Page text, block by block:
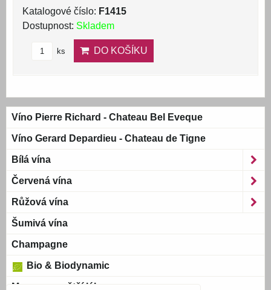
Katalogové číslo: F1415
Dostupnost: Skladem
ks DO KOŠÍKU
Víno Pierre Richard - Chateau Bel Eveque
Víno Gerard Depardieu - Chateau de Tigne
Bílá vína
Červená vína
Růžová vína
Šumivá vína
Champagne
Bio & Biodynamic
Magnum a větší láhve